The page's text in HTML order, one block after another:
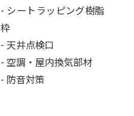
- シートラッピング樹脂
枠
- 天井点検口
- 空調・屋内換気部材
- 防音対策